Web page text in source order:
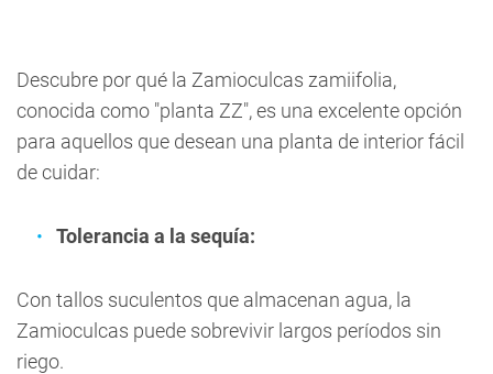
Descubre por qué la Zamioculcas zamiifolia,
conocida como "planta ZZ", es una excelente opción
para aquellos que desean una planta de interior fácil
de cuidar:
Tolerancia a la sequía:
Con tallos suculentos que almacenan agua, la
Zamioculcas puede sobrevivir largos períodos sin
riego.